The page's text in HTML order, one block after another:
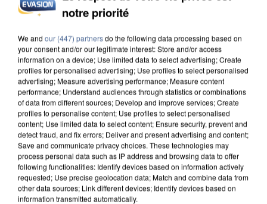
INCENDIES : L’ÎLE-DE-FRANCE LANCE UN ÉLAN
notre priorité
We and our (447) partnersdo the following data processing based on
your consent and/or our legitimate interest: Store and/or access
information on a device; Use limited data to select advertising; Create
profiles for personalised advertising; Use profiles to select personalised
advertising; Measure advertising performance; Measure content
performance; Understand audiences through statistics or combinations
of data from different sources; Develop and improve services; Create
profiles to personalise content; Use profiles to select personalised
content; Use limited data to select content; Ensure security, prevent and
detect fraud, and fix errors; Deliver and present advertising and content;
Save and communicate privacy choices. These technologies may
process personal data such as IP address and browsing data to offer
following functionalities: Identify devices based on information actively
requested; Use precise geolocation data; Match and combine data from
other data sources; Link different devices; Identify devices based on
information transmitted automatically.